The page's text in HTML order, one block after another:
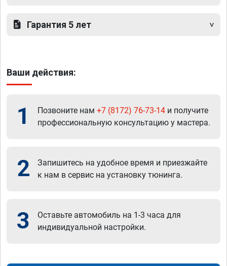
Гарантия 5 лет
Ваши действия:
1 Позвоните нам +7 (8172) 76-73-14 и получите
профессиональную консультацию у мастера.
2
Запишитесь на удобное время и приезжайте
к нам в сервис на установку тюнинга.
3
Оставьте автомобиль на 1-3 часа для
индивидуальной настройки.